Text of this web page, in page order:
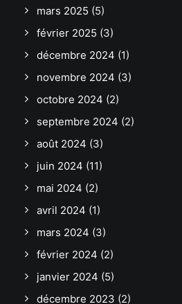
mars 2025 (5)
février 2025 (3)
décembre 2024 (1)
novembre 2024 (3)
octobre 2024 (2)
septembre 2024 (2)
août 2024 (3)
juin 2024 (11)
mai 2024 (2)
avril 2024 (1)
mars 2024 (3)
février 2024 (2)
janvier 2024 (5)
décembre 2023 (2)